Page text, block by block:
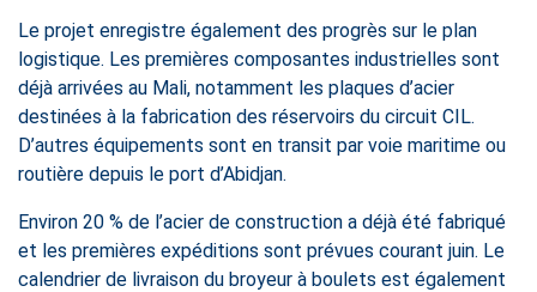
Le projet enregistre également des progrès sur le plan
logistique. Les premières composantes industrielles sont
déjà arrivées au Mali, notamment les plaques d’acier
destinées à la fabrication des réservoirs du circuit CIL.
D’autres équipements sont en transit par voie maritime ou
routière depuis le port d’Abidjan.
Environ 20 % de l’acier de construction a déjà été fabriqué
et les premières expéditions sont prévues courant juin. Le
calendrier de livraison du broyeur à boulets est également